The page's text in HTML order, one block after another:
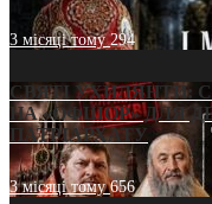
3 місяці тому294
СВЯТІ УХИЛЯНТИ:
НА «ОФШОР» ДЛЯ
ПАТРІАРХАТУ
3 місяці тому656